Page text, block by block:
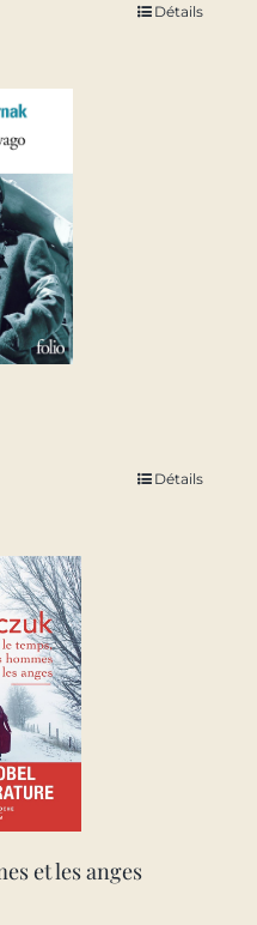
Détails
Détails
et les anges